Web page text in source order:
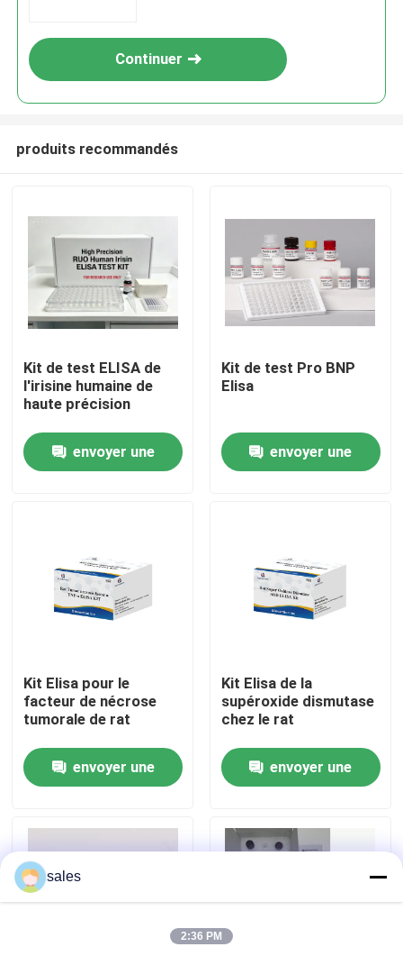
Maison
Visite de l'usine
Contactez-nous
Nouvelles
Cas
VR Show
Continuer
produits recommandés
Kit de test ELISA de
l'irisine humaine de
haute précision
envoyer une
Kit de test Pro BNP
Elisa
envoyer une
Kit Elisa pour le
facteur de nécrose
tumorale de rat
envoyer une
Kit Elisa de la
supéroxide dismutase
chez le rat
envoyer une
sales
2:36 PM